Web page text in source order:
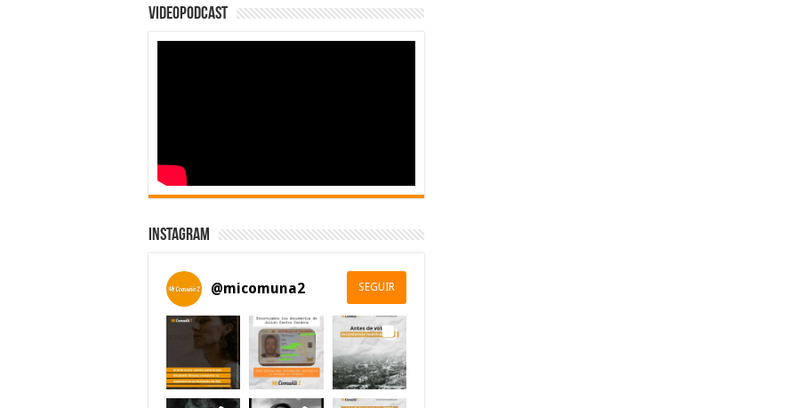
Videopodcast
Instagram
@micomuna2 SEGUIR